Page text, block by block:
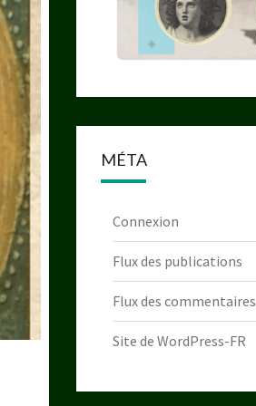
MÉTA
Connexion
Flux des publications
Flux des commentaires
Site de WordPress-FR